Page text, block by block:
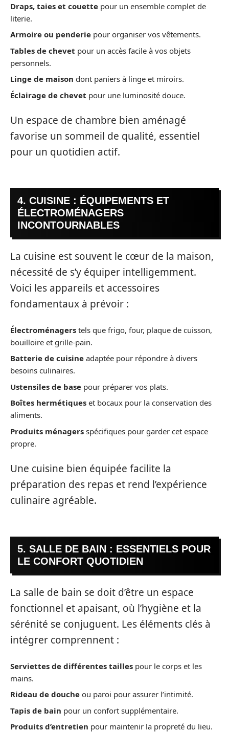
Draps, taies et couette pour un ensemble complet de
literie.
Armoire ou penderie pour organiser vos vêtements.
Tables de chevet pour un accès facile à vos objets
personnels.
Linge de maison dont paniers à linge et miroirs.
Éclairage de chevet pour une luminosité douce.
Un espace de chambre bien aménagé
favorise un sommeil de qualité, essentiel
pour un quotidien actif.
4. CUISINE : ÉQUIPEMENTS ET
ÉLECTROMÉNAGERS
INCONTOURNABLES
La cuisine est souvent le cœur de la maison,
nécessité de s’y équiper intelligemment.
Voici les appareils et accessoires
fondamentaux à prévoir :
Électroménagers tels que frigo, four, plaque de cuisson,
bouilloire et grille-pain.
Batterie de cuisine adaptée pour répondre à divers
besoins culinaires.
Ustensiles de base pour préparer vos plats.
Boîtes hermétiques et bocaux pour la conservation des
aliments.
Produits ménagers spécifiques pour garder cet espace
propre.
Une cuisine bien équipée facilite la
préparation des repas et rend l’expérience
culinaire agréable.
5. SALLE DE BAIN : ESSENTIELS POUR
LE CONFORT QUOTIDIEN
La salle de bain se doit d’être un espace
fonctionnel et apaisant, où l’hygiène et la
sérénité se conjuguent. Les éléments clés à
intégrer comprennent :
Serviettes de différentes tailles pour le corps et les
mains.
Rideau de douche ou paroi pour assurer l’intimité.
Tapis de bain pour un confort supplémentaire.
Produits d’entretien pour maintenir la propreté du lieu.